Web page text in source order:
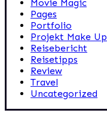
Movie Magic
Pages
Portfolio
Projekt Make Up
Reisebericht
Reisetipps
Review
Travel
Uncategorized